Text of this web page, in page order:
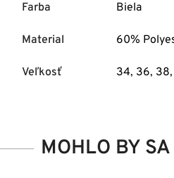
Farba Biela
Material 60%
Veľkosť 34, 36, 38,
MOHLO BY